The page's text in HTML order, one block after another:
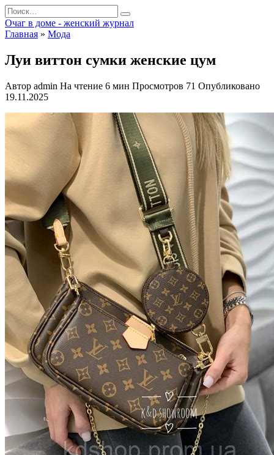
Перейти
к
содержанию
Search
for:
Очаг в доме - женский журнал
Главная » Мода
Луи виттон сумки женские цум
Автор admin На чтение 6 мин Просмотров 71 Опубликовано
19.11.2025